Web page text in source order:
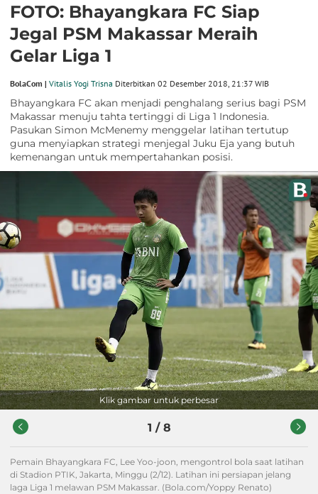
FOTO: Bhayangkara FC Siap
Jegal PSM Makassar Meraih
Gelar Liga 1
BolaCom | Vitalis Yogi Trisna Diterbitkan 02 Desember 2018, 21:37 WIB
Bhayangkara FC akan menjadi penghalang serius bagi PSM
Makassar menuju tahta tertinggi di Liga 1 Indonesia.
Pasukan Simon McMenemy menggelar latihan tertutup
guna menyiapkan strategi menjegal Juku Eja yang butuh
kemenangan untuk mempertahankan posisi.
Klik gambar untuk perbesar
1 / 8
Pemain Bhayangkara FC, Lee Yoo-joon, mengontrol bola saat latihan
di Stadion PTIK, Jakarta, Minggu (2/12). Latihan ini persiapan jelang
laga Liga 1 melawan PSM Makassar. (Bola.com/Yoppy Renato)